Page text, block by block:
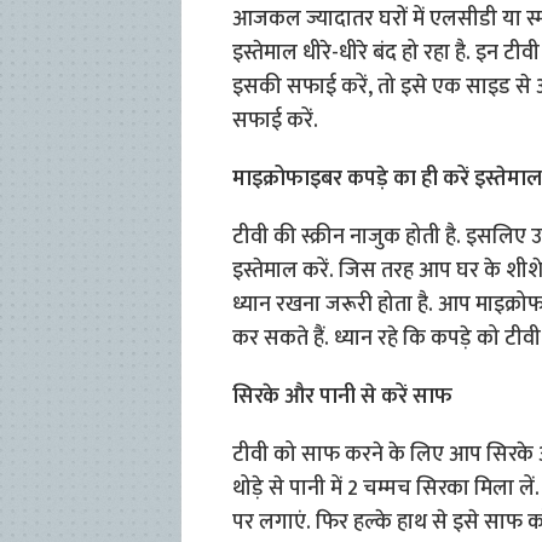
आजकल ज्यादातर घरों में एलसीडी या
इस्तेमाल धीरे-धीरे बंद हो रहा है. इन
इसकी सफाई करें, तो इसे एक साइड
सफाई करें.
माइक्रोफाइबर कपड़े का ही करें इस्तेमाल
टीवी की स्क्रीन नाजुक होती है.
इस्तेमाल करें. जिस तरह आप घर के शीशे
ध्यान रखना जरूरी होता है. आप
कर सकते हैं. ध्यान रहे कि कपड़े को
सिरके और पानी से करें साफ
टीवी को साफ करने के लिए आप सिरके
थोड़े से पानी में 2 चम्मच सिरका मिला
पर लगाएं. फिर हल्के हाथ से इसे साफ